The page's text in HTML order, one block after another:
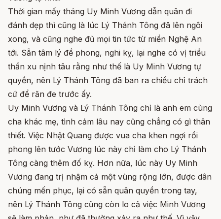
Thời gian mấy tháng Uy Minh Vương dẫn quân đi
đánh dẹp thì cũng là lúc Lý Thánh Tông đã lên ngôi
xong, và cũng nghe đủ mọi tin tức từ miền Nghệ An
tới. Sẵn tâm lý đề phong, nghi kỵ, lại nghe có vị triều
thần xu nịnh tâu rằng như thế là Uy Minh Vương tự
quyền, nên Lý Thánh Tông đã ban ra chiếu chỉ trách
cứ để răn đe trước ấy.
Uy Minh Vương và Lý Thánh Tông chỉ là anh em cùng
cha khác mẹ, tình cảm lâu nay cũng chẳng có gì thân
thiết. Việc Nhật Quang được vua cha khen ngợi rồi
phong lên tước Vương lúc này chỉ làm cho Lý Thánh
Tông càng thêm đố kỵ. Hơn nữa, lúc này Uy Minh
Vương đang trị nhậm cả một vùng rộng lớn, được dân
chúng mến phục, lại có sẵn quân quyền trong tay,
nên Lý Thánh Tông cũng còn lo cả việc Minh Vương